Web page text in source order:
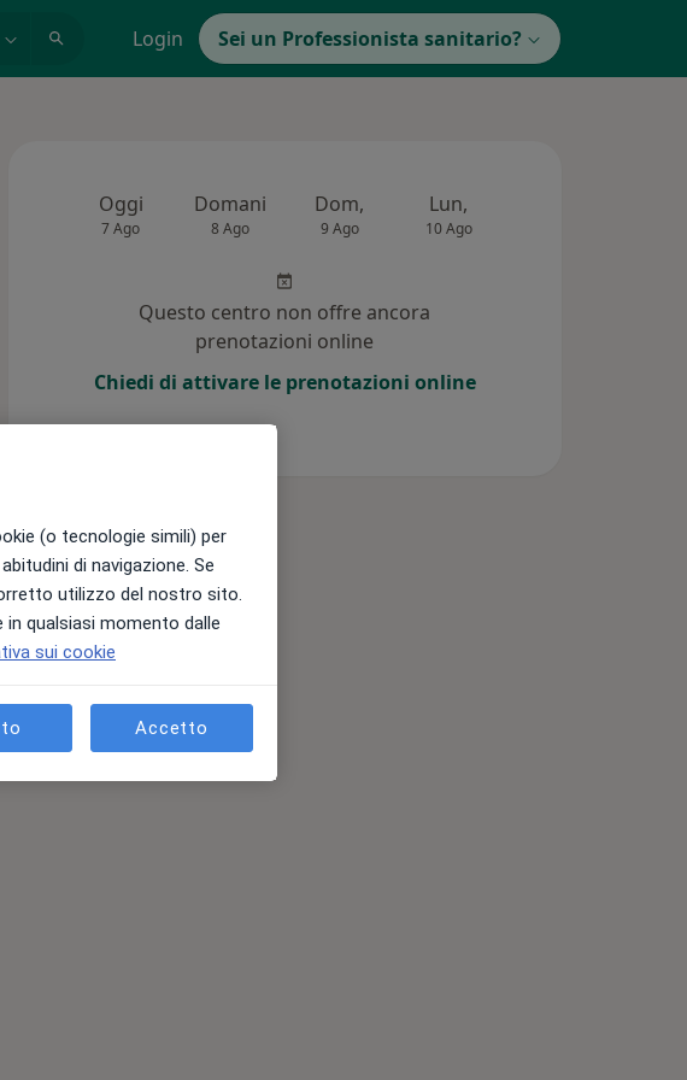
Login Sei un Professionista sanitario?
Oggi
7 Ago
Domani
8 Ago
Dom,
9 Ago
Lun,
10 Ago
Questo centro non offre ancora
prenotazioni online
Chiedi di attivare le prenotazioni online
(o tecnologie simili) per
di navigazione. Se
utilizzo del nostro sito.
qualsiasi momento dalle
sui cookie
Accetto